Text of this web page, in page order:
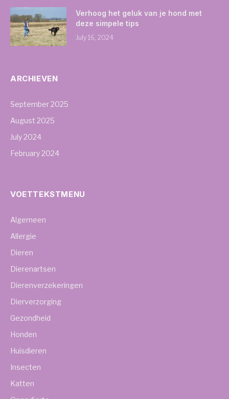
Verhoog het geluk van je hond met
deze simpele tips
July 16, 2024
ARCHIEVEN
September 2025
August 2025
July 2024
February 2024
VOETTEKSTMENU
Algemeen
Allergie
Dieren
Dierenartsen
Dierenverzekeringen
Dierverzorging
Gezondheid
Honden
Huisdieren
Insecten
Katten